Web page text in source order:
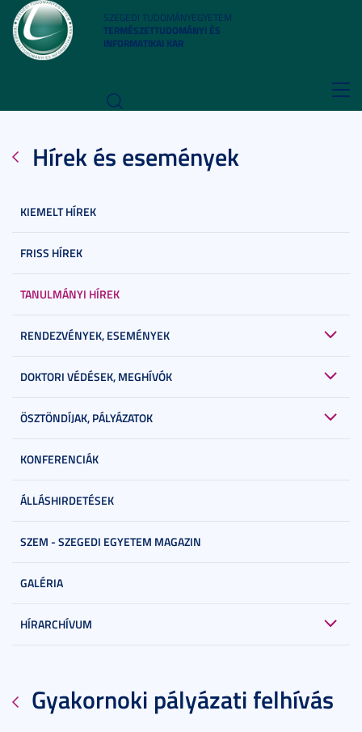
SZEGEDI TUDOMÁNYEGYETEM
TERMÉSZETTUDOMÁNYI ÉS
INFORMATIKAI KAR
Hírek és események
KIEMELT HÍREK
FRISS HÍREK
TANULMÁNYI HÍREK
RENDEZVÉNYEK, ESEMÉNYEK
DOKTORI VÉDÉSEK, MEGHÍVÓK
ÖSZTÖNDÍJAK, PÁLYÁZATOK
KONFERENCIÁK
ÁLLÁSHIRDETÉSEK
SZEM - SZEGEDI EGYETEM MAGAZIN
GALÉRIA
HÍRARCHÍVUM
Gyakornoki pályázati felhívás